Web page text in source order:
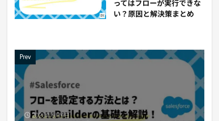
ってはフローが実行できな
い？原因と解決策まとめ
Prev
2023年6月4日